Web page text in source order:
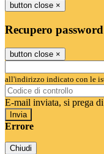
button close ×
Recupero password
button close ×
all'indirizzo indicato con le
E-mail inviata, si prega
Errore
Chiudi